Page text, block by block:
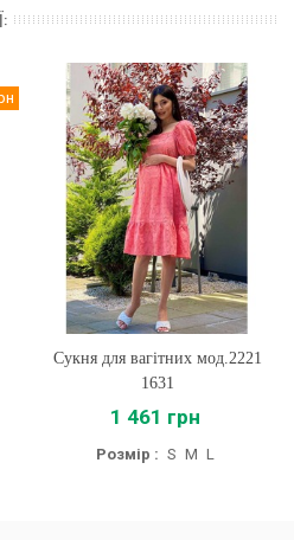
Сукня для вагітних мод.2221
1631
1 461 грн
Розмір : S M L